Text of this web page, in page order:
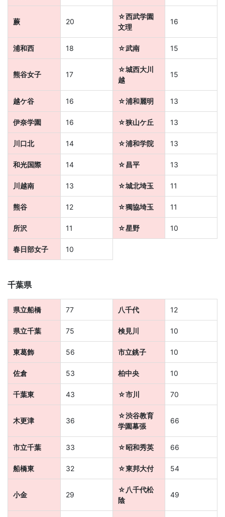
通
信
教
育
を
は
じ
め
と
し
た
教
育
サ
ー
ビ
ス
を
展
開
す
蕨 20
☆西武学園
文理
16
浦和西 18 ☆武南 15
熊谷女子 17
☆城西大川
越
15
越ケ谷 16 ☆浦和麗明 13
伊奈学園 16 ☆狭山ケ丘 13
川口北 14 ☆浦和学院 13
和光国際 14 ☆昌平 13
川越南 13 ☆城北埼玉 11
熊谷 12 ☆獨協埼玉 11
所沢 11 ☆星野 10
春日部女子 10
千葉県
県立船橋 77 八千代 12
県立千葉 75 検見川 10
東葛飾 56 市立銚子 10
佐倉 53 柏中央 10
千葉東 43 ☆市川 70
木更津 36
☆渋谷教育
学園幕張
66
市立千葉 33 ☆昭和秀英 66
船橋東 32 ☆東邦大付 54
小金 29
☆八千代松
陰
49